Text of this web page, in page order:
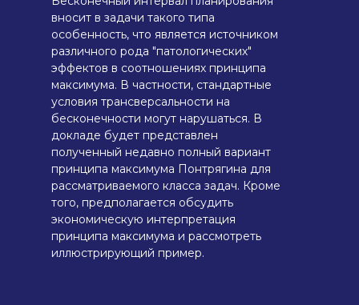
вносит в задачи такого типа
особенность, что является источником
различного рода "патологических"
эффектов в соотношениях принципа
максимума. В частности, стандартные
условия трансверсальности на
бесконечности могут нарушаться. В
докладе будет представлен
полученный недавно полный вариант
принципа максимума Понтрягина для
рассматриваемого класса задач. Кроме
того, предполагается обсудить
экономическую интерпретация
принципа максимума и рассмотреть
иллюстрирующий пример.